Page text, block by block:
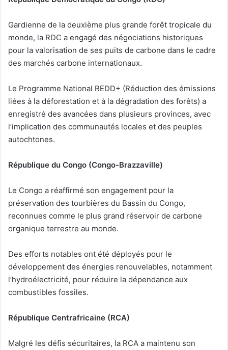
Gardienne de la deuxième plus grande forêt tropicale du
monde, la RDC a engagé des négociations historiques
pour la valorisation de ses puits de carbone dans le cadre
des marchés carbone internationaux.
Le Programme National REDD+ (Réduction des émissions
liées à la déforestation et à la dégradation des forêts) a
enregistré des avancées dans plusieurs provinces, avec
l’implication des communautés locales et des peuples
autochtones.
République du Congo (Congo-Brazzaville)
Le Congo a réaffirmé son engagement pour la
préservation des tourbières du Bassin du Congo,
reconnues comme le plus grand réservoir de carbone
organique terrestre au monde.
Des efforts notables ont été déployés pour le
développement des énergies renouvelables, notamment
l’hydroélectricité, pour réduire la dépendance aux
combustibles fossiles.
République Centrafricaine (RCA)
Malgré les défis sécuritaires, la RCA a maintenu son